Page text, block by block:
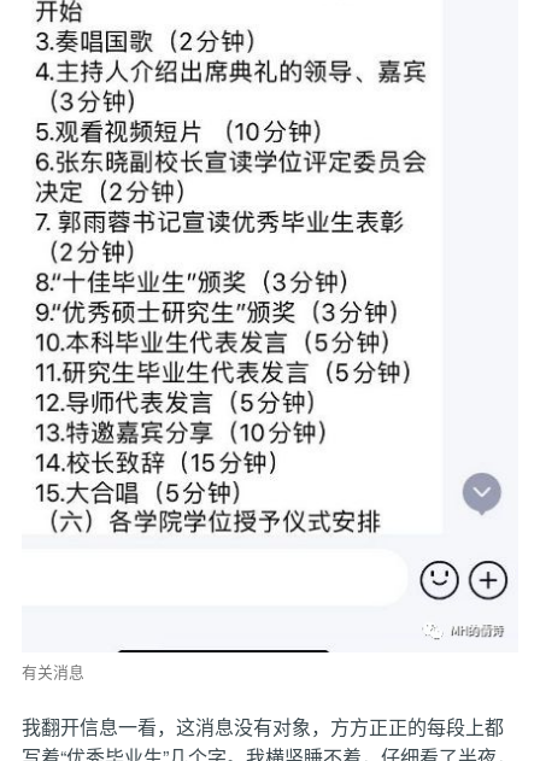
有关消息
我翻开信息一看，这消息没有对象，方方正正的每段上都